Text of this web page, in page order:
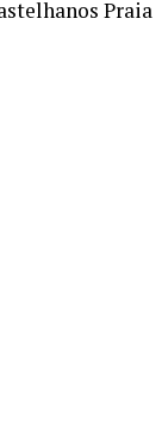
Praia